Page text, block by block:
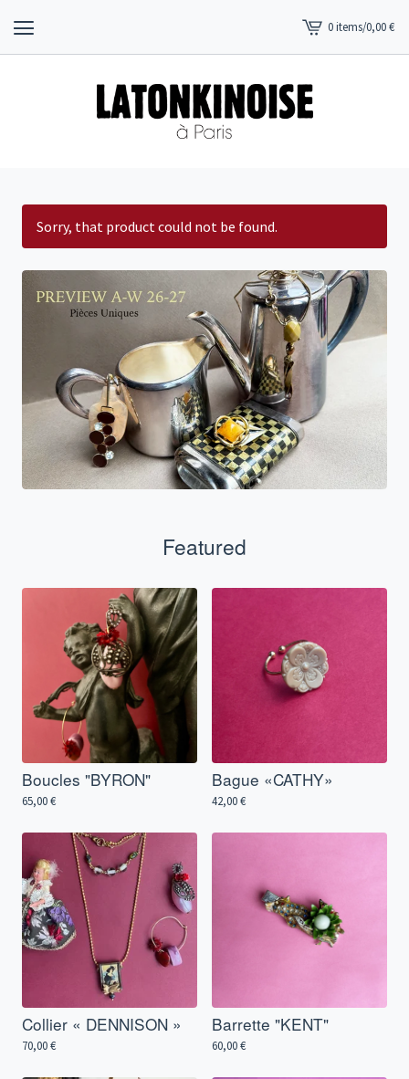
View
cart
0 items/0,00€
Sorry, that product could not be found.
Featured
Boucles "BYRON"
65,00€
Bague «CATHY»
42,00€
Collier « DENNISON »
70,00€
Barrette "KENT"
60,00€